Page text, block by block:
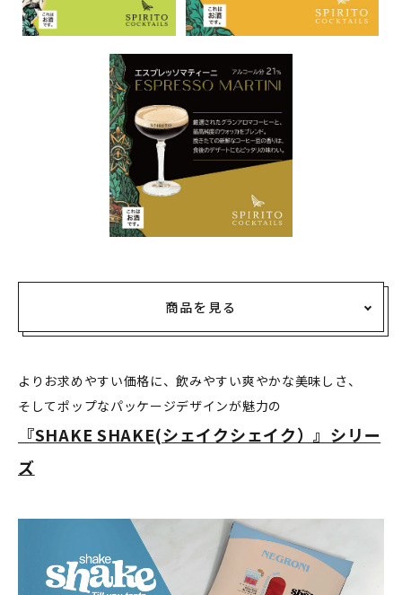
商品を見る
よりお求めやすい価格に、飲みやすい爽やかな美味しさ、
そしてポップなパッケージデザインが魅力の
『SHAKE SHAKE(シェイクシェイク）』シリー
ズ